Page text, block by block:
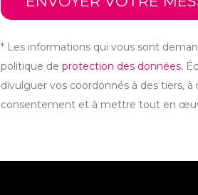
* Les informations qui vous sont
politique de protection des données,
divulguer vos coordonnés à des tiers,
consentement et à mettre tout en